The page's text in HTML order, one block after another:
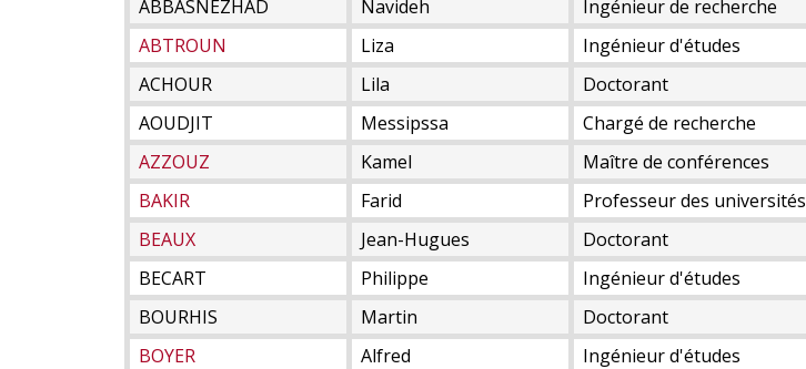
ABBASNEZHAD
Navideh Ingénieur de recherche
ABTROUN
Liza Ingénieur d'études
ACHOUR
Lila Doctorant
AOUDJIT
Messipssa
Chargé de recherche
AZZOUZ
Kamel Maître de conférences
BAKIR
Farid Professeur des universités
BEAUX
Jean-Hugues Doctorant
BECART
Philippe Ingénieur d'études
BOURHIS
Martin Doctorant
BOYER
Alfred Ingénieur d'études